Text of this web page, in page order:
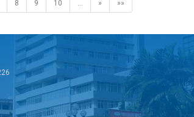
8 9 10 … » »»